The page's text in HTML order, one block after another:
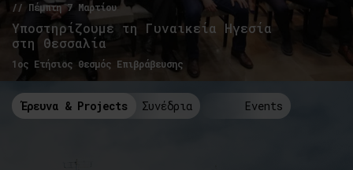
// Πέμπτη 7 Μαρτίου
Υποστηρίζουμε τη Γυναικεία Ηγεσία
στη Θεσσαλία
1ος Ετήσιος Θεσμός Επιβράβευσης
Έρευνα & Projects Συνέδρια Events